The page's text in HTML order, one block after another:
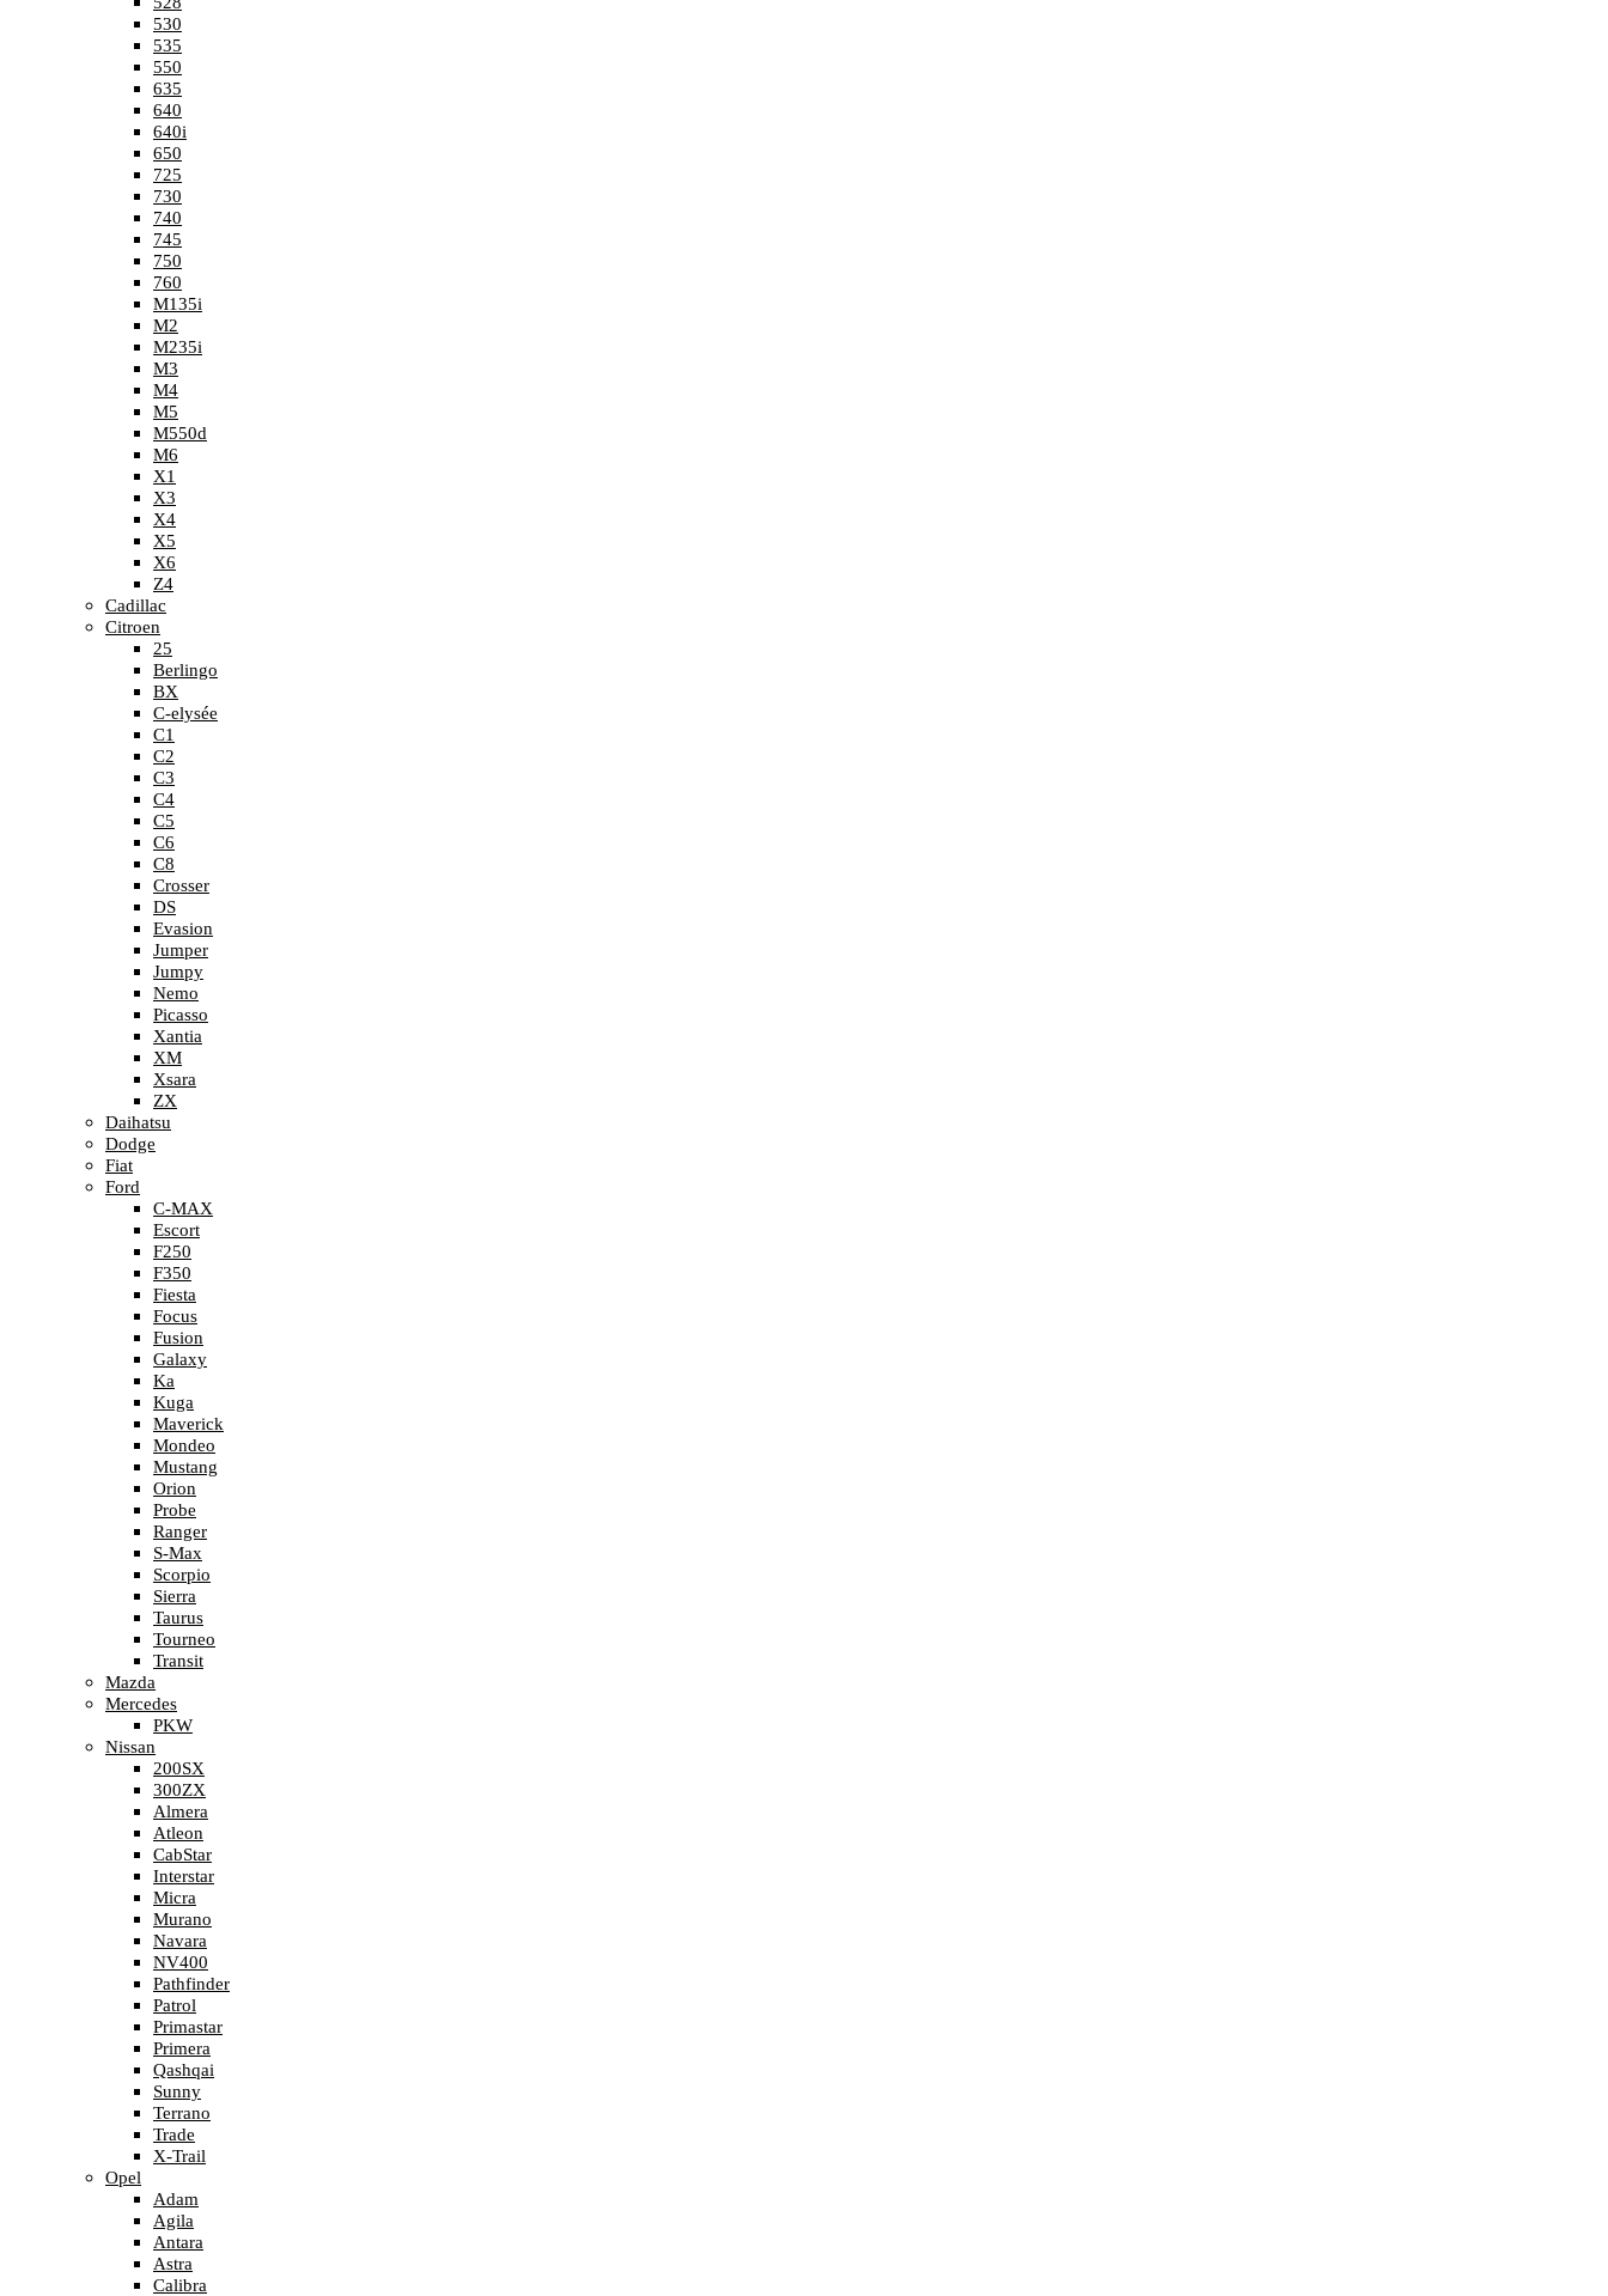
530
535
550
635
640
640i
650
725
730
740
745
750
760
M135i
M2
M235i
M3
M4
M5
M550d
M6
X1
X3
X4
X5
X6
Z4
Cadillac
Citroen
25
Berlingo
BX
C-elysée
C1
C2
C3
C4
C5
C6
C8
Crosser
DS
Evasion
Jumper
Jumpy
Nemo
Picasso
Xantia
XM
Xsara
ZX
Daihatsu
Dodge
Fiat
Ford
C-MAX
Escort
F250
F350
Fiesta
Focus
Fusion
Galaxy
Ka
Kuga
Maverick
Mondeo
Mustang
Orion
Probe
Ranger
S-Max
Scorpio
Sierra
Taurus
Tourneo
Transit
Mazda
Mercedes
PKW
Nissan
200SX
300ZX
Almera
Atleon
CabStar
Interstar
Micra
Murano
Navara
NV400
Pathfinder
Patrol
Primastar
Primera
Qashqai
Sunny
Terrano
Trade
X-Trail
Opel
Adam
Agila
Antara
Astra
Calibra